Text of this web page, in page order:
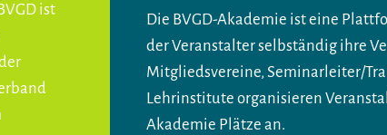
ist
Die BVGD-Akademie ist eine
der Veranstalter selbständig ihre
Mitgliedsvereine, Seminarleiter/
Lehrinstitute organisieren
Akademie Plätze an.